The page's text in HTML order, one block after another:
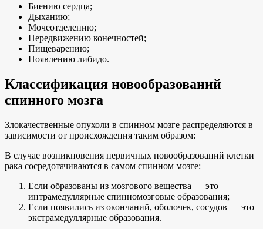
Биению сердца;
Дыханию;
Мочеотделению;
Передвижению конечностей;
Пищеварению;
Появлению либидо.
Классификация новообразований
спинного мозга
Злокачественные опухоли в спинном мозге распределяются в
зависимости от происхождения таким образом:
В случае возникновения первичных новообразований клетки
рака сосредотачиваются в самом спинном мозге:
Если образованы из мозгового вещества — это
интрамедуллярные спинномозговые образования;
Если появились из окончаний, оболочек, сосудов — это
экстрамедуллярные образования.